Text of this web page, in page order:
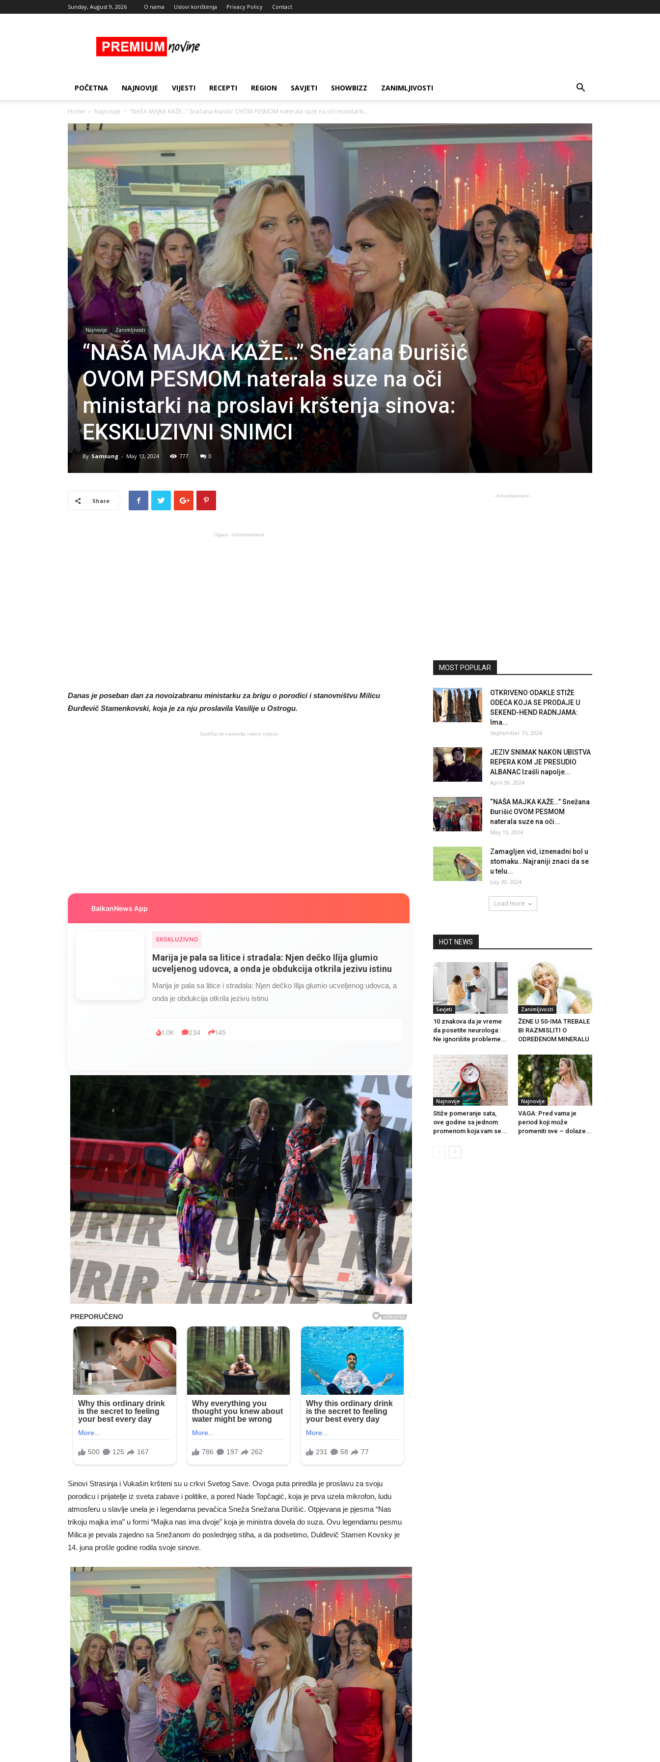
Sunday, August 9, 2026 O nama Uslovi korištenja Privacy Policy Contact
Novine
POČETNA NAJNOVIJE VIJESTI RECEPTI REGION SAVJETI SHOWBIZZ ZANIMLJIVOSTI
Home Najnovije “NAŠA MAJKA KAŽE…” Snežana Đurišić OVOM PESMOM naterala suze na oči ministarki...
Najnovije Zanimljivosti
“NAŠA MAJKA KAŽE…” Snežana Đurišić
OVOM PESMOM naterala suze na oči
ministarki na proslavi krštenja sinova:
EKSKLUZIVNI SNIMCI
By Samsung - May 13, 2024 777 0
Share
Oglasi - Advertisement
Danas je poseban dan za novoizabranu ministarku za brigu o porodici i stanovništvu Milicu
Đurđevič Stamenkovski, koja je za nju proslavila Vasilije u Ostrogu.
Sadržaj se nastavlja nakon oglasa
BalkanNews App
EKSKLUZIVNO
Marija je pala sa litice i stradala: Njen dečko Ilija glumio
ucveljenog udovca, a onda je obdukcija otkrila jezivu istinu
Marija je pala sa litice i stradala: Njen dečko Ilija glumio ucveljenog udovca, a
onda je obdukcija otkrila jezivu istinu
1.0K 234 145
Sinovi Strasinja i Vukašin kršteni su u crkvi Svetog Save. Ovoga puta priredila je proslavu za svoju
porodicu i prijatelje iz sveta zabave i politike, a pored Nade Topčagić, koja je prva uzela mikrofon, ludu
atmosferu u slavlje unela je i legendarna pevačica Sneža Snežana Durišić. Otpjevana je pjesma “Nas
trikoju majka ima” u formi “Majka nas ima dvoje” koja je ministra dovela do suza. Ovu legendarnu pesmu
Milica je pevala zajedno sa Snežanom do poslednjeg stiha, a da podsetimo, Dulđevič Stamen Kovsky je
14. juna prošle godine rodila svoje sinove.
- Advertisement -
MOST POPULAR
OTKRIVENO ODAKLE STIŽE
ODEĆA KOJA SE PRODAJE U
SEKEND-HEND RADNJAMA:
Ima...
September 15, 2024
JEZIV SNIMAK NAKON UBISTVA
REPERA KOM JE PRESUDIO
ALBANAC Izašli napolje...
April 30, 2024
“NAŠA MAJKA KAŽE…” Snežana
Đurišić OVOM PESMOM
naterala suze na oči...
May 13, 2024
Zamagljen vid, iznenadni bol u
stomaku…Najraniji znaci da se
u telu...
July 30, 2024
Load more
HOT NEWS
Savjeti
10 znakova da je vreme
da posetite neurologa:
Ne ignorišite probleme...
Zanimljivosti
ŽENE U 50-IMA TREBALE
BI RAZMISLITI O
ODREĐENOM MINERALU
Najnovije
Stiže pomeranje sata,
ove godine sa јednom
promenom koјa vam se...
Najnovije
VAGA: Pred vama je
period koji može
promeniti sve – dolaze...